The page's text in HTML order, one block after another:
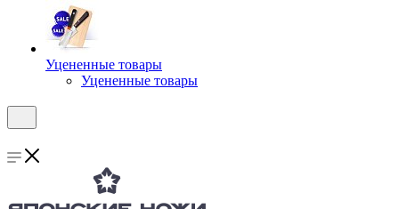
Уцененные товары
Уцененные товары